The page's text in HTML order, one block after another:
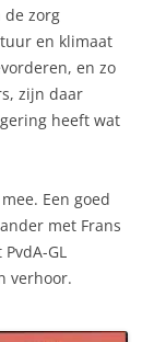
de zorg
en klimaat
en zo
zijn daar
heeft wat
Een goed
met Frans
GL
verhoor.